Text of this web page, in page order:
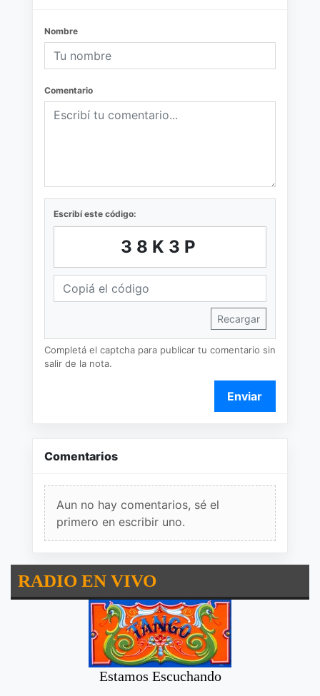
Nombre
Comentario
Escribí este código:
38K3P
Recargar
Completá el captcha para publicar tu comentario sin
salir de la nota.
Enviar
Comentarios
Aun no hay comentarios, sé el
primero en escribir uno.
RADIO EN VIVO
Estamos Escuchando